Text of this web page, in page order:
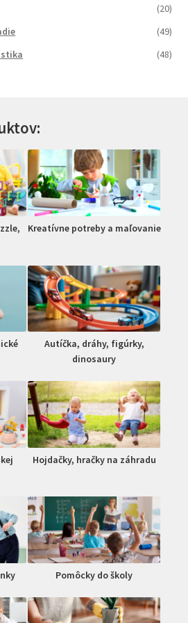
(20)
(49)
(48)
Kreatívne potreby a maľovanie
Autíčka, dráhy, figúrky,
dinosaury
Hojdačky, hračky na záhradu
Pomôcky do školy